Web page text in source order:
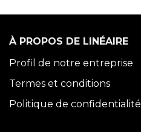
À PROPOS DE LINÉAIRE
Profil de notre entreprise
Termes et conditions
Politique de confidentialité